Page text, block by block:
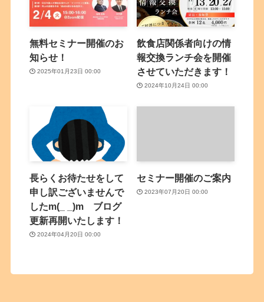
無料セミナー開催のお
知らせ！
2025年01月23日 00:00
飲食店関係者向けの情
報交換ランチ会を開催
させていただきます！
2024年10月24日 00:00
長らくお待たせをして
申し訳ございませんで
したm(_ _)m ブログ
更新再開いたします！
2024年04月20日 00:00
セミナー開催のご案内
2023年07月20日 00:00